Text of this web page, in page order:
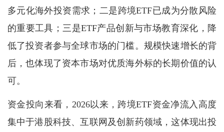
多元化海外投资需求；二是跨境ETF已成为分散风险
的重要工具；三是ETF产品创新与市场教育深化，降
低了投资者参与全球市场的门槛。规模快速增长的背
后，也体现了资本市场对优质海外标的长期价值的认
可。
资金投向来看，2026以来，跨境ETF资金净流入高度
集中于港股科技、互联网及创新药领域，这体现出投